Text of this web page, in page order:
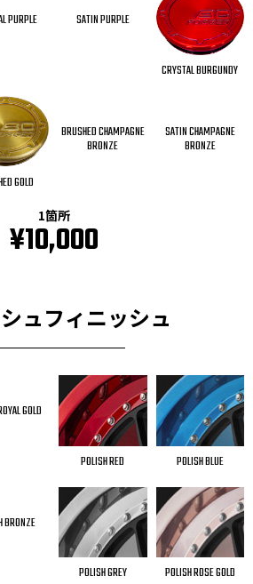
PURPLE SATIN PURPLE
CRYSTAL BURGUNDY
GOLD
BRUSHED CHAMPAGNE
BRONZE
SATIN CHAMPAGNE
BRONZE
1箇所
¥10,000
ュフィニッシュ
GOLD
POLISH RED POLISH BLUE
BRONZE
POLISH GREY POLISH ROSE GOLD